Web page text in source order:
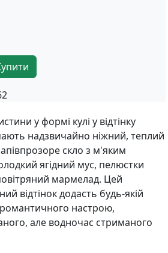
у формі кулі у відтінку
надзвичайно ніжний, теплий
скло з м'яким
ягідний мус, пелюстки
мармелад. Цей
відтінок додасть будь-якій
романтичного настрою,
але водночас стриманого